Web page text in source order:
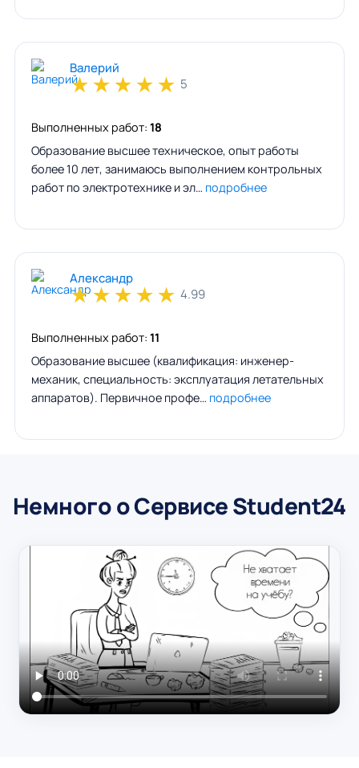
Валерий
★★★★★ 5
Выполненных работ: 18
Образование высшее техническое, опыт работы
более 10 лет, занимаюсь выполнением контрольных
работ по электротехнике и эл… подробнее
Александр
★★★★★ 4.99
Выполненных работ: 11
Образование высшее (квалификация: инженер-
механик, специальность: эксплуатация летательных
аппаратов). Первичное профе… подробнее
Немного о Сервисе Student24